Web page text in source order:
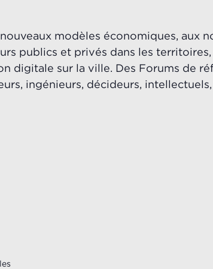
modèles économiques, aux
publics et privés dans les territoires,
digitale sur la ville. Des Forums de
ingénieurs, décideurs, intellectuels,